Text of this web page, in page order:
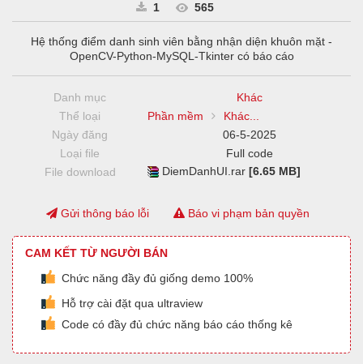
1 565
Hệ thống điểm danh sinh viên bằng nhận diện khuôn mặt -
OpenCV-Python-MySQL-Tkinter có báo cáo
Danh mục
Khác
Thể loại
Phần mềm
Khác...
Ngày đăng
06-5-2025
Loại file
Full code
File download
DiemDanhUI.rar[6.65 MB]
Gửi thông báo lỗi Báo vi phạm bản quyền
CAM KẾT TỪ NGƯỜI BÁN
Chức năng đầy đủ giống demo 100%
Hỗ trợ cài đặt qua ultraview
Code có đầy đủ chức năng báo cáo thống kê